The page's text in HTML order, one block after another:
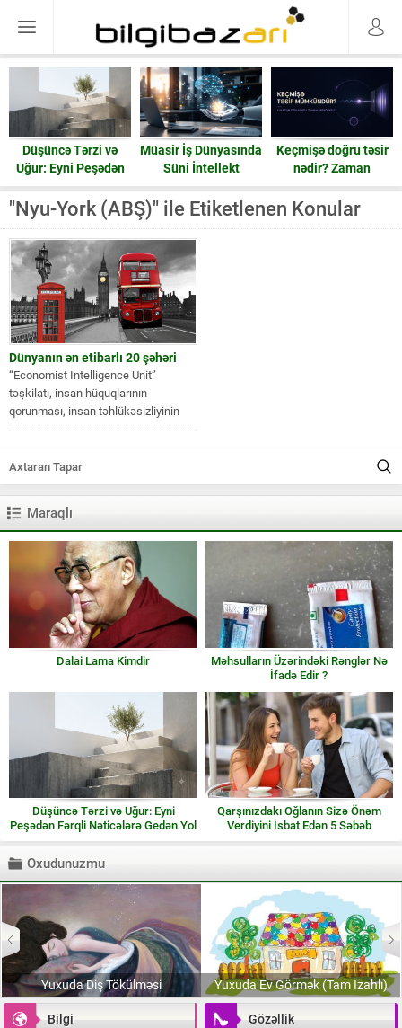
Düşüncə Tərzi və
Uğur: Eyni Peşədən
Fərqli Nəticələrə
Gedən Yol
Müasir İş Dünyasında
Süni İntellekt
Keçmişə doğru təsir
nədir? Zaman
həqiqətən geri işləyə
bilərmi?
"Nyu-York (ABŞ)" ile Etiketlenen Konular
Dünyanın ən etibarlı 20 şəhəri
“Economist Intelligence Unit”
təşkilatı, insan hüquqlarının
qorunması, insan təhlükəsizliyinin
müfahizəsi və başqa bu kimi
Maraqlı
Dalai Lama Kimdir
Məhsulların Üzərindəki Rənglər Nə
İfadə Edir ?
Düşüncə Tərzi və Uğur: Eyni
Peşədən Fərqli Nəticələrə Gedən Yol
Qarşınızdakı Oğlanın Sizə Önəm
Verdiyini İsbat Edən 5 Səbəb
Oxudunuzmu
Yuxuda Diş Tökülməsi Yuxuda Ev Görmək (Tam İzahlı)
Bilgi Gözəllik